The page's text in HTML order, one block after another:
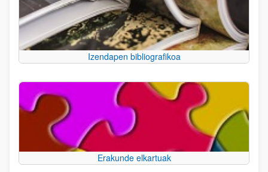
Izendapen bibliografikoa
Erakunde elkartuak